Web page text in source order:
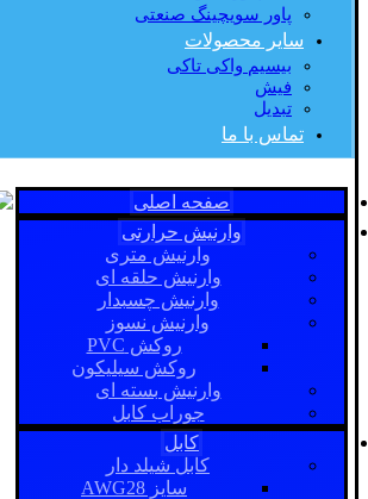
پاور سویچینگ صنعتی
سایر محصولات
بیسیم واکی تاکی
فیش
تبدیل
تماس با ما
صفحه اصلی
وارنیش حرارتی
وارنیش متری
وارنیش حلقه ای
وارنیش چسبدار
وارنیش نسوز
روکش PVC
روکش سیلیکون
وارنیش بسته ای
جوراب کابل
کابل
کابل شیلد دار
سایز AWG28